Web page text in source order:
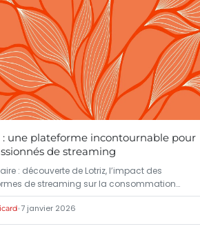
: une plateforme incontournable pour
de streaming
: découverte de Lotriz, l’impact des
de streaming sur la consommation…
•7 janvier 2026